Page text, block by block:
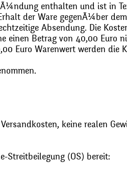
enthalten und ist in
der Ware gegenÃ¼ber
Absendung. Die
einen Betrag von 40,00 Euro
Euro Warenwert werden die
keine realen
Streitbeilegung (OS) bereit: